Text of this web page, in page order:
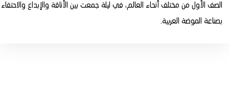
الصف الأول من مختلف أنحاء العالم، في ليلة جمعت بين الأناقة والإبداع والاحتفاء
بصناعة الموضة العربية.